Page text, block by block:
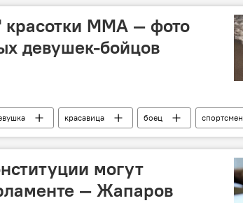
MMA — фото
девушек-бойцов
красавица боец
спортсмен
фото
могут
— Жапаров